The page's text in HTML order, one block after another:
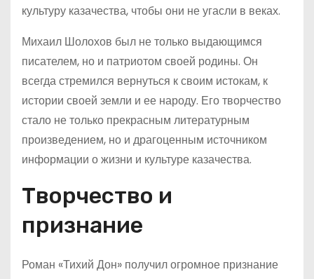
культуру казачества, чтобы они не угасли в веках.
Михаил Шолохов был не только выдающимся
писателем, но и патриотом своей родины. Он
всегда стремился вернуться к своим истокам, к
истории своей земли и ее народу. Его творчество
стало не только прекрасным литературным
произведением, но и драгоценным источником
информации о жизни и культуре казачества.
Творчество и
признание
Роман «Тихий Дон» получил огромное признание